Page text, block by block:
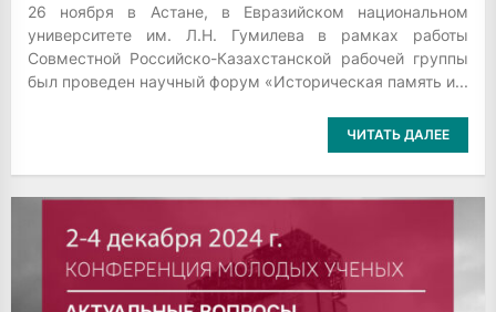
26 ноября в Астане, в Евразийском национальном
университете им. Л.Н. Гумилева в рамках работы
Совместной Российско-Казахстанской рабочей группы
был проведен научный форум «Историческая память и...
ЧИТАТЬ ДАЛЕЕ